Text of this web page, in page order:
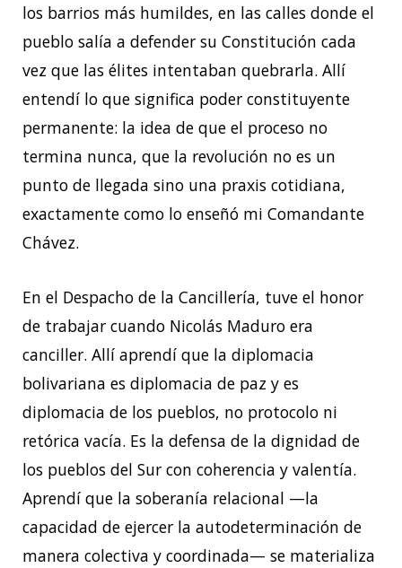
los barrios más humildes, en las calles donde el
pueblo salía a defender su Constitución cada
vez que las élites intentaban quebrarla. Allí
entendí lo que significa poder constituyente
permanente: la idea de que el proceso no
termina nunca, que la revolución no es un
punto de llegada sino una praxis cotidiana,
exactamente como lo enseñó mi Comandante
Chávez.
En el Despacho de la Cancillería, tuve el honor
de trabajar cuando Nicolás Maduro era
canciller. Allí aprendí que la diplomacia
bolivariana es diplomacia de paz y es
diplomacia de los pueblos, no protocolo ni
retórica vacía. Es la defensa de la dignidad de
los pueblos del Sur con coherencia y valentía.
Aprendí que la soberanía relacional —la
capacidad de ejercer la autodeterminación de
manera colectiva y coordinada— se materializa